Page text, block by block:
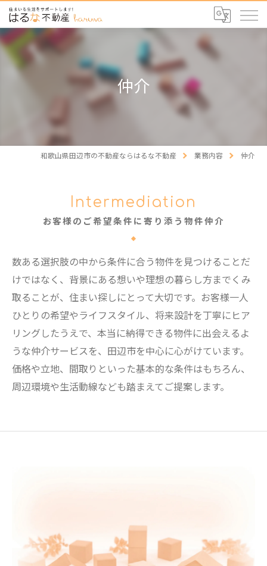
仲介
和歌山県田辺市の不動産ならはるな不動産 業務内容 仲介
お客様のご希望条件に寄り添う物件仲介
Intermediation
数ある選択肢の中から条件に合う物件を見つけることだ
けではなく、背景にある想いや理想の暮らし方までくみ
取ることが、住まい探しにとって大切です。お客様一人
ひとりの希望やライフスタイル、将来設計を丁寧にヒア
リングしたうえで、本当に納得できる物件に出会えるよ
うな仲介サービスを、田辺市を中心に心がけています。
価格や立地、間取りといった基本的な条件はもちろん、
周辺環境や生活動線なども踏まえてご提案します。